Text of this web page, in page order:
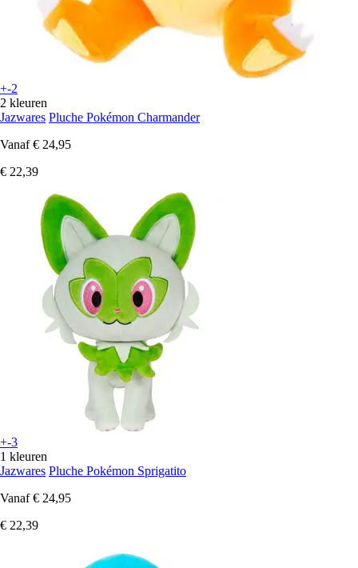
+-2
2 kleuren
Jazwares Pluche Pokémon Charmander
Vanaf € 24,95
€ 22,39
+-3
1 kleuren
Jazwares Pluche Pokémon Sprigatito
Vanaf € 24,95
€ 22,39